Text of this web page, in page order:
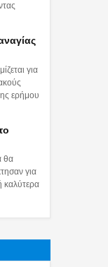
για
ερήμου
θα
για
καλύτερα